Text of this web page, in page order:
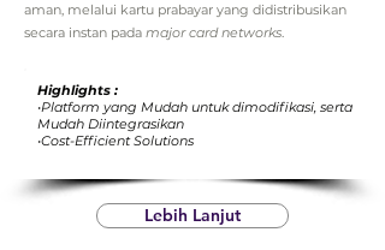
aman, melalui kartu prabayar yang didistribusikan
secara instan pada major card networks.
Highlights :
•Platform yang Mudah untuk dimodifikasi, serta
Mudah Diintegrasikan
•Cost-Efficient Solutions
Lebih Lanjut